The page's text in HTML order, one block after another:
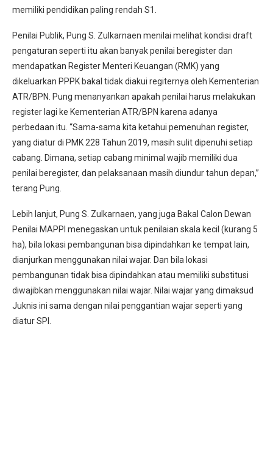
memiliki pendidikan paling rendah S1.
Penilai Publik, Pung S. Zulkarnaen menilai melihat kondisi draft
pengaturan seperti itu akan banyak penilai beregister dan
mendapatkan Register Menteri Keuangan (RMK) yang
dikeluarkan PPPK bakal tidak diakui regiternya oleh Kementerian
ATR/BPN. Pung menanyankan apakah penilai harus melakukan
register lagi ke Kementerian ATR/BPN karena adanya
perbedaan itu. “Sama-sama kita ketahui pemenuhan register,
yang diatur di PMK 228 Tahun 2019, masih sulit dipenuhi setiap
cabang. Dimana, setiap cabang minimal wajib memiliki dua
penilai beregister, dan pelaksanaan masih diundur tahun depan,”
terang Pung.
Lebih lanjut, Pung S. Zulkarnaen, yang juga Bakal Calon Dewan
Penilai MAPPI menegaskan untuk penilaian skala kecil (kurang 5
ha), bila lokasi pembangunan bisa dipindahkan ke tempat lain,
dianjurkan menggunakan nilai wajar. Dan bila lokasi
pembangunan tidak bisa dipindahkan atau memiliki substitusi
diwajibkan menggunakan nilai wajar. Nilai wajar yang dimaksud
Juknis ini sama dengan nilai penggantian wajar seperti yang
diatur SPI.